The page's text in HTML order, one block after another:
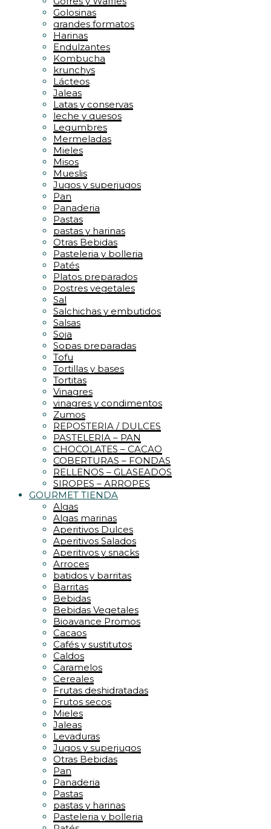
Golosinas
grandes formatos
Harinas
Endulzantes
Kombucha
krunchys
Lácteos
Jaleas
Latas y conservas
leche y quesos
Legumbres
Mermeladas
Mieles
Misos
Mueslis
Jugos y superjugos
Pan
Panaderia
Pastas
pastas y harinas
Otras Bebidas
Pasteleria y bolleria
Patés
Platos preparados
Postres vegetales
Sal
Salchichas y embutidos
Salsas
Soja
Sopas preparadas
Tofu
Tortillas y bases
Tortitas
Vinagres
vinagres y condimentos
Zumos
REPOSTERIA / DULCES
PASTELERIA – PAN
CHOCOLATES – CACAO
COBERTURAS – FONDAS
RELLENOS – GLASEADOS
SIROPES – ARROPES
GOURMET TIENDA
Algas
Algas marinas
Aperitivos Dulces
Aperitivos Salados
Aperitivos y snacks
Arroces
batidos y barritas
Barritas
Bebidas
Bebidas Vegetales
Bioavance Promos
Cacaos
Cafés y sustitutos
Caldos
Caramelos
Cereales
Frutas deshidratadas
Frutos secos
Mieles
Jaleas
Levaduras
Jugos y superjugos
Otras Bebidas
Pan
Panaderia
Pastas
pastas y harinas
Pasteleria y bolleria